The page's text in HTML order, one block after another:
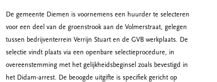
De gemeente Diemen is voornemens een huurder te selecteren
voor een deel van de groenstrook aan de Volmerstraat, gelegen
tussen bedrijventerrein Verrijn Stuart en de GVB werkplaats. De
selectie vindt plaats via een openbare selectieprocedure, in
overeenstemming met het gelijkheidsbeginsel zoals bevestigd in
het Didam-arrest. De beoogde uitgifte is specifiek gericht op